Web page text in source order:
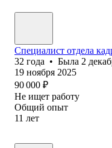
Специалист отдела
32 года • Была 2
19 ноября 2025
90 000 ₽
Не ищет работу
Общий опыт
11 лет